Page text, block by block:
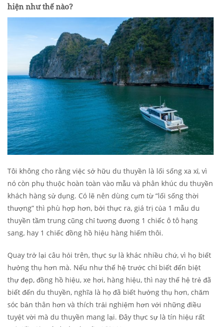
hiện như thế nào?
Tôi không cho rằng việc sở hữu du thuyền là lối sống xa xỉ, vì
nó còn phụ thuộc hoàn toàn vào mẫu và phân khúc du thuyền
khách hàng sử dụng. Có lẽ nên dùng cụm từ “lối sống thời
thượng” thì phù hợp hơn, bởi thực ra, giá trị của 1 mẫu du
thuyền tầm trung cũng chỉ tương đương 1 chiếc ô tô hạng
sang, hay 1 chiếc đồng hồ hiệu hàng hiếm thôi.
Quay trở lại câu hỏi trên, thực sự là khác nhiều chứ, vì họ biết
hưởng thụ hơn mà. Nếu như thế hệ trước chỉ biết đến biệt
thự đẹp, đồng hồ hiệu, xe hơi, hàng hiệu, thì nay thế hệ trẻ đã
biết đến du thuyền, nghĩa là họ đã biết hưởng thụ hơn, chăm
sóc bản thân hơn và thích trải nghiệm hơn với những điều
tuyệt vời mà du thuyền mang lại. Đây thực sự là tín hiệu rất